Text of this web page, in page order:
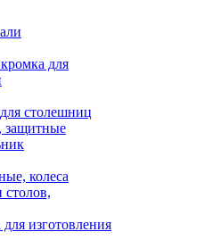
для
столешниц
защитные
колеса
изготовления